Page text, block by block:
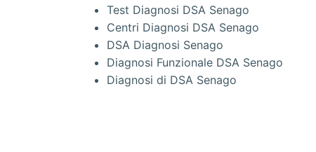
Test Diagnosi DSA Senago
Centri Diagnosi DSA Senago
DSA Diagnosi Senago
Diagnosi Funzionale DSA Senago
Diagnosi di DSA Senago